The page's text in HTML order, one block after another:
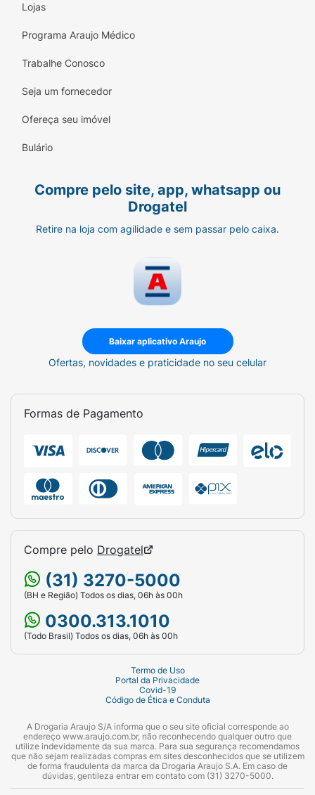
Lojas
Programa Araujo Médico
Trabalhe Conosco
Seja um fornecedor
Ofereça seu imóvel
Bulário
Compre pelo site, app, whatsapp ou
Drogatel
Retire na loja com agilidade e sem passar pelo caixa.
Baixar aplicativo Araujo
Ofertas, novidades e praticidade no seu celular
Formas de Pagamento
Compre pelo Drogatel
(31) 3270-5000
(BH e Região) Todos os dias, 06h às 00h
0300.313.1010
(Todo Brasil) Todos os dias, 06h às 00h
Termo de Uso
Portal da Privacidade
Covid-19
Código de Ética e Conduta
A Drogaria Araujo S/A informa que o seu site oficial corresponde ao
endereço www.araujo.com.br, não reconhecendo qualquer outro que
utilize indevidamente da sua marca. Para sua segurança recomendamos
que não sejam realizadas compras em sites desconhecidos que se utilizem
de forma fraudulenta da marca da Drogaria Araujo S.A. Em caso de
dúvidas, gentileza entrar em contato com (31) 3270-5000.